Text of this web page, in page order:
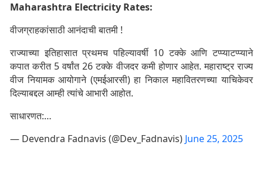
Maharashtra Electricity Rates:
वीजग्राहकांसाठी आनंदाची बातमी !
राज्याच्या इतिहासात प्रथमच पहिल्यावर्षी 10 टक्के आणि टप्प्याटप्प्याने
कपात करीत 5 वर्षांत 26 टक्के वीजदर कमी होणार आहेत. महाराष्ट्र राज्य
वीज नियामक आयोगाने (एमईआरसी) हा निकाल महावितरणच्या याचिकेवर
दिल्याबद्दल आम्ही त्यांचे आभारी आहोत.
साधारणत:…
— Devendra Fadnavis (@Dev_Fadnavis) June 25, 2025